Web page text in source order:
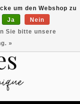
EUR
um den Webshop zu
Ja
Nein
Sie bitte unsere
»